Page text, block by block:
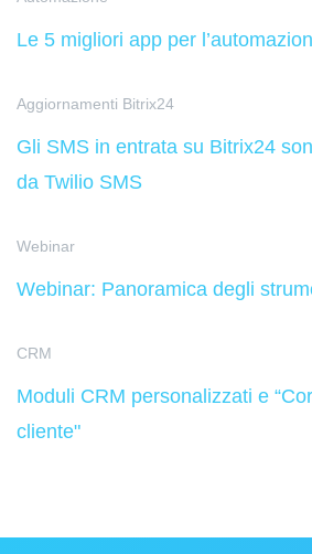
Le 5 migliori app per
Aggiornamenti Bitrix24
Gli SMS in entrata su Bitrix24
da Twilio SMS
Webinar
Webinar: Panoramica degli
CRM
Moduli CRM personalizzati e
cliente"